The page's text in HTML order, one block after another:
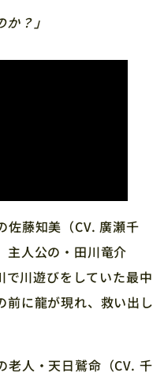
？」
佐藤知美（CV. 廣瀬千
主人公の・田川竜介
で川遊びをしていた最中
前に龍が現れ、救い出し
老人・天日鷲命（CV. 千